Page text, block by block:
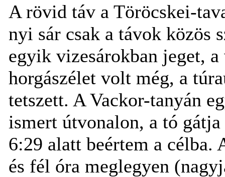
A rövid táv a Töröcskei-
nyi sár csak a távok közös
egyik vizesárokban jeget,
horgászélet volt még, a
tetszett. A Vackor-tanyán
ismert útvonalon, a tó
6:29 alatt beértem a célba.
és fél óra meglegyen